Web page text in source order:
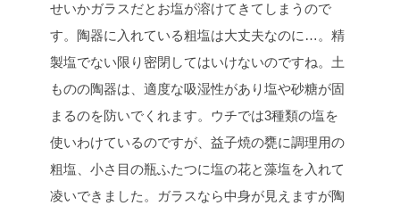
せいかガラスだとお塩が溶けてきてしまうので
す。陶器に入れている粗塩は大丈夫なのに…。精
製塩でない限り密閉してはいけないのですね。土
ものの陶器は、適度な吸湿性があり塩や砂糖が固
まるのを防いでくれます。ウチでは3種類の塩を
使いわけているのですが、益子焼の甕に調理用の
粗塩、小さ目の瓶ふたつに塩の花と藻塩を入れて
凌いできました。ガラスなら中身が見えますが陶